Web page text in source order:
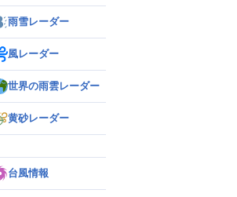
雨雪レーダー
風レーダー
世界の雨雲レーダー
黄砂レーダー
台風情報